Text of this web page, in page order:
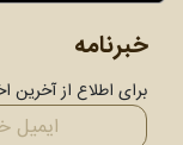
خبرنامه
برای اطلاع از آخرین